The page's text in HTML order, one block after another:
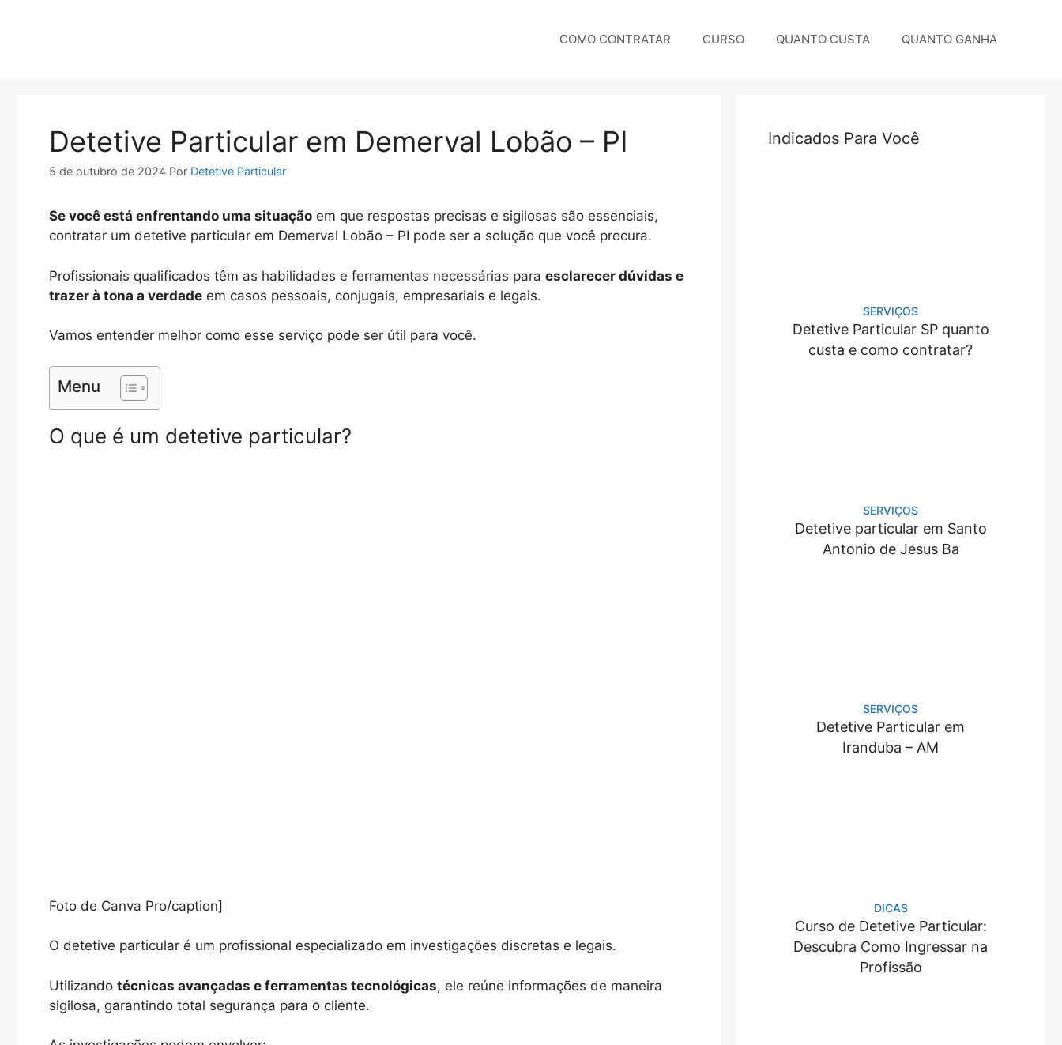
COMO CONTRATAR CURSO QUANTO CUSTA QUANTO GANHA
Detetive Particular em Demerval Lobão – PI
5 de outubro de 2024 Por Detetive Particular
Se você está enfrentando uma situação em que respostas precisas e sigilosas são essenciais,
contratar um detetive particular em Demerval Lobão – PI pode ser a solução que você procura.
Profissionais qualificados têm as habilidades e ferramentas necessárias para esclarecer dúvidas e
trazer à tona a verdade em casos pessoais, conjugais, empresariais e legais.
Vamos entender melhor como esse serviço pode ser útil para você.
Menu
O que é um detetive particular?
Foto de Canva Pro/caption]
O detetive particular é um profissional especializado em investigações discretas e legais.
Utilizando técnicas avançadas e ferramentas tecnológicas, ele reúne informações de maneira
sigilosa, garantindo total segurança para o cliente.
Indicados Para Você
SERVIÇOS
Detetive Particular SP quanto
custa e como contratar?
SERVIÇOS
Detetive particular em Santo
Antonio de Jesus Ba
SERVIÇOS
Detetive Particular em
Iranduba – AM
DICAS
Curso de Detetive Particular:
Descubra Como Ingressar na
Profissão